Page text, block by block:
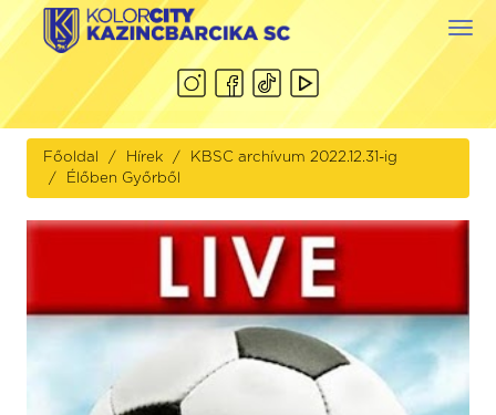
Főoldal Hírek
KBSC archívum 2022.12.31-ig
Élőben Győrből